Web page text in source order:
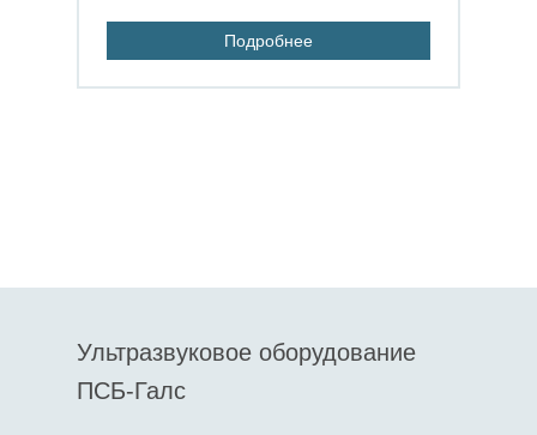
Подробнее
Ультразвуковое оборудование
ПСБ-Галс